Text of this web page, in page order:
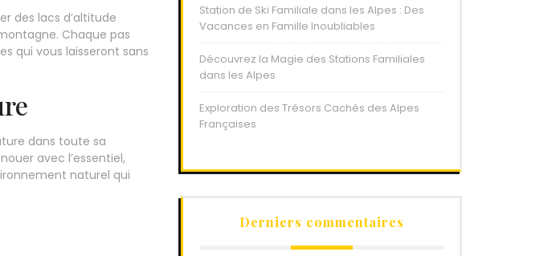
des lacs d’altitude
Chaque pas
qui vous laisseront sans
dans toute sa
avec l’essentiel,
naturel qui
Station de Ski Familiale dans les Alpes : Des
Vacances en Famille Inoubliables
Découvrez la Magie des Stations Familiales
dans les Alpes
Exploration des Trésors Cachés des Alpes
Françaises
Derniers commentaires